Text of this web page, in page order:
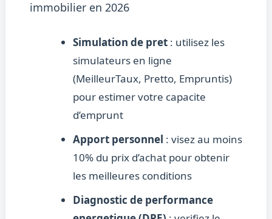
immobilier en 2026
Simulation de pret: utilisez les
simulateurs en ligne
(MeilleurTaux, Pretto, Empruntis)
pour estimer votre capacite
d’emprunt
Apport personnel : visez au moins
10% du prix d’achat pour obtenir
les meilleures conditions
Diagnostic de performance